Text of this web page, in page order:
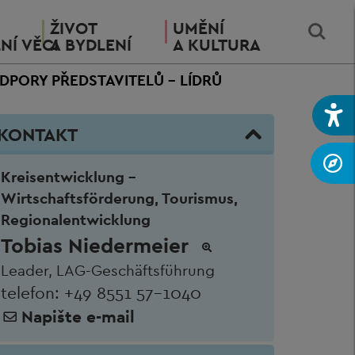
VĚCI
ŽIVOT
A BYDLENÍ
UMĚNÍ
A KULTURA
PŘEDSTAVITELŮ - LÍDRŮ
Kreisentwicklung -
Wirtschaftsförderung, Tourismus,
Regionalentwicklung
Tobias Niedermeier
Leader, LAG-Geschäftsführung
telefon: +49 8551 57-1040
Napište e-mail